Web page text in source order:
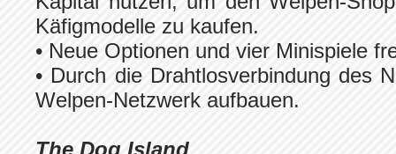
Käfigmodelle zu kaufen.
• Neue Optionen und vier Minispiele
• Durch die Drahtlosverbindung des
Welpen-Netzwerk aufbauen.
The Dog Island